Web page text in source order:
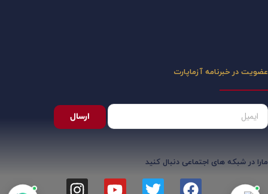
عضویت در خبرنامه آزماپارت
ارسال
مارا در شبکه های اجتماعی دنبال کنید